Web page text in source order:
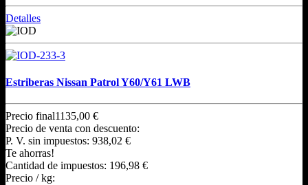
Detalles
Estriberas Nissan Patrol Y60/Y61 LWB
Precio final1135,00 €
Precio de venta con descuento:
P. V. sin impuestos: 938,02 €
Te ahorras!
Cantidad de impuestos: 196,98 €
Precio / kg: